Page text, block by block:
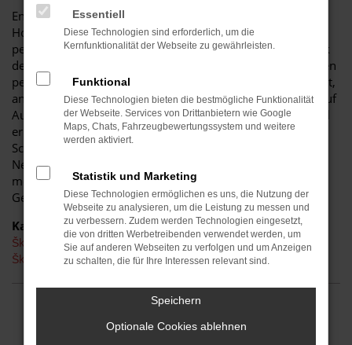
Endlich angekommen: mit einem Škoda Scala in
Hoyerswerda machen Sie alles richtig und sitzen im
perfekten Fahrzeug für diese Stadt. Einerseits sind Sie dank
der Wendigkeit und der sparsamen und effizienten Motoren
perfekt auf den Stadtverkehr von Hoyerswerda eingerichtet,
andererseits ist der Škoda Scala jedoch auch für Fahrten auf
Autobahn oder Landstraße geeignet. Das vielseitige Modell
erhalten Sie als Kunde aus Hoyerswerda im Autohaus
Schiefelbein. Wir bieten Ihnen den Škoda Scala sowohl als
Neuwagen als auch als Tageszulassung. Wer noch etwas
mehr sparen möchte, entscheidet sich für ein
Gebrauchtfahrzeug oder einen Jahreswagen.
Kategorie
Škoda Scala Gebrauchtwagen Hoyerswerda
Škoda Scala Neuwagen Hoyerswerda
FEHLER: NETWORK ERROR
Essentiell
Diese Technologien sind erforderlich, um die
Kernfunktionalität der Webseite zu gewährleisten.
Funktional
Diese Technologien bieten die bestmögliche Funktionalität
der Webseite. Services von Drittanbietern wie Google
Maps, Chats, Fahrzeugbewertungssystem und weitere
werden aktiviert.
Statistik und Marketing
Diese Technologien ermöglichen es uns, die Nutzung der
Webseite zu analysieren, um die Leistung zu messen und
zu verbessern. Zudem werden Technologien eingesetzt,
die von dritten Werbetreibenden verwendet werden, um
Sie auf anderen Webseiten zu verfolgen und um Anzeigen
zu schalten, die für Ihre Interessen relevant sind.
Speichern
Optionale Cookies ablehnen